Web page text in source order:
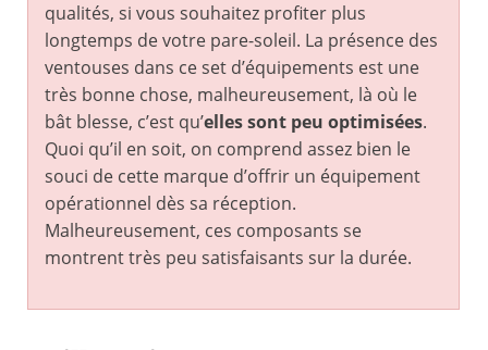
qualités, si vous souhaitez profiter plus
longtemps de votre pare-soleil. La présence des
ventouses dans ce set d’équipements est une
très bonne chose, malheureusement, là où le
bât blesse, c’est qu’elles sont peu optimisées.
Quoi qu’il en soit, on comprend assez bien le
souci de cette marque d’offrir un équipement
opérationnel dès sa réception.
Malheureusement, ces composants se
montrent très peu satisfaisants sur la durée.